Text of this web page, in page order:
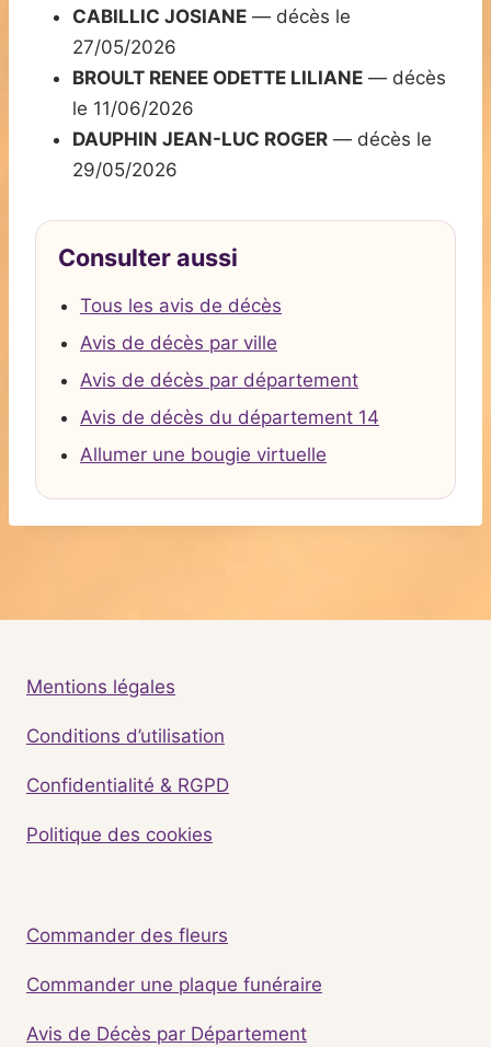
CABILLIC JOSIANE — décès le
27/05/2026
BROULT RENEE ODETTE LILIANE — décès
le 11/06/2026
DAUPHIN JEAN-LUC ROGER — décès le
29/05/2026
Consulter aussi
Tous les avis de décès
Avis de décès par ville
Avis de décès par département
Avis de décès du département 14
Allumer une bougie virtuelle
Mentions légales
Conditions d’utilisation
Confidentialité & RGPD
Politique des cookies
Commander des fleurs
Commander une plaque funéraire
Avis de Décès par Département